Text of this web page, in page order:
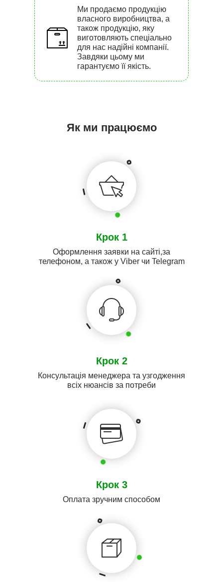
Ми продаємо продукцію
власного виробництва, а
також продукцію, яку
виготовляють спеціально
для нас надійні компанії.
Завдяки цьому ми
гарантуємо її якість.
Як ми працюємо
Крок 1
Оформлення заявки на сайті,за
телефоном, а також у Viber чи Telegram
Крок 2
Консультація менеджера та узгодження
всіх нюансів за потреби
Крок 3
Оплата зручним способом